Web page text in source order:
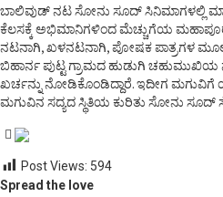
ಬಾಲಿವುಡ್ ನಟ ಸೋನು ಸೂದ್ ಸಿನಿಮಾಗಳಲ್ಲಿ
ಕೆಲಸಕ್ಕೆ ಅಭಿಮಾನಿಗಳಿಂದ ಮೆಚ್ಚುಗೆಯ
ನಟನಾಗಿ, ಖಳನಟನಾಗಿ, ಪೋಷಕ ಪಾತ್ರಗಳ ಮೂಲಕ
ಬಿಹಾರ್ನ ಪುಟ್ಟ ಗ್ರಾಮದ ಹುಡುಗಿ ಚಹುಮುಖಿಯ
ಖರ್ಚನ್ನು ನೋಡಿಕೊಂಡಿದ್ದಾರೆ. ಇದೀಗ ಮಗುವಿಗೆ
ಮಗುವಿನ ಸದ್ಯದ ಸ್ಥಿತಿಯ ಕುರಿತು ಸೋನು ಸೂದ್
Post Views: 594
Spread the love